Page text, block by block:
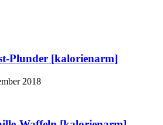
Plunder [kalorienarm]
2018